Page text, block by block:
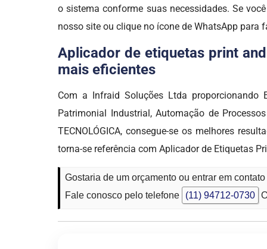
o sistema conforme suas necessidades. Se
nosso site ou clique no ícone de WhatsApp para
Aplicador de etiquetas print
mais eficientes
Com a Infraid Soluções Ltda proporcionando
Patrimonial Industrial, Automação de
TECNOLÓGICA, consegue-se os melhores
torna-se referência com Aplicador de Etiquetas
Gostaria de um orçamento ou entrar em
Fale conosco pelo telefone
(11) 94712-0730